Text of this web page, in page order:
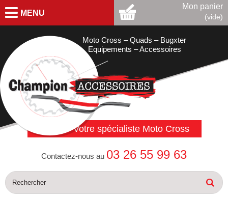
MENU
Mon panier
(vide)
Moto Cross – Quads – Bugxter
Equipements – Accessoires
Votre spécialiste Moto Cross
Contactez-nous au 03 26 55 99 63